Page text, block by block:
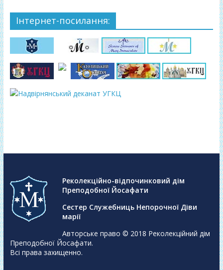
Інтернет-посилання:
Реколекційно-відпочинковий дім
Преподобної Йосафати
Сестер Служебниць Непорочної Діви
марії
Авторське право © 2018 Реколекційний дім
Преподобної Йосафати.
Всі права захищенно.